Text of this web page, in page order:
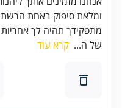
ומלאת סיפוק באחת
מתפקידך תהיה לך
של ה... קרא עוד